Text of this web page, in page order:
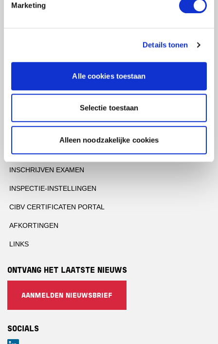
Marketing
Details tonen
Alle cookies toestaan
Selectie toestaan
Alleen noodzakelijke cookies
POSTBUS 2620
3821 BB AMERSFOORT
OFFERTE AANVRAGEN
INSCHRIJVEN EXAMEN
INSPECTIE-INSTELLINGEN
CIBV CERTIFICATEN PORTAL
AFKORTINGEN
LINKS
ONTVANG HET LAATSTE NIEUWS
AANMELDEN NIEUWSBRIEF
SOCIALS